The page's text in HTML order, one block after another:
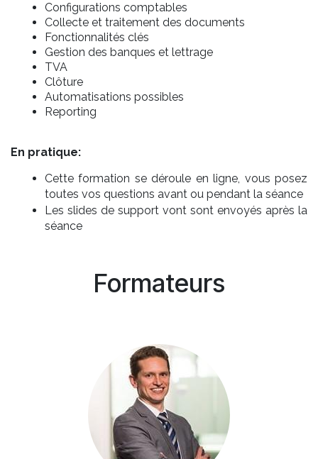
Configurations comptables
Collecte et traitement des documents
Fonctionnalités clés
Gestion des banques et lettrage
TVA
Clôture
Automatisations possibles
Reporting
En pratique:
Cette formation se déroule en ligne, vous posez
toutes vos questions avant ou pendant la séance
Les slides de support vont sont envoyés après la
séance
Formateurs